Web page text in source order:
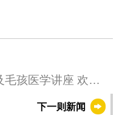
孩医学讲座 欢迎
下一则新闻